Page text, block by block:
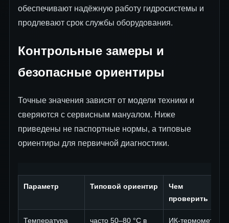
обеспечивают надёжную работу гидросистемы и
продлевают срок службы оборудования.
Контрольные замеры и
безопасные ориентиры
Точные значения зависят от модели техники и
сверяются с сервисным мануалом. Ниже
приведены не паспортные нормы, а типовые
ориентиры для первичной диагностики.
Параметр Типовой ориентир
Чем
проверить
Температура
часто 50–80 °C в
ИК-термометр